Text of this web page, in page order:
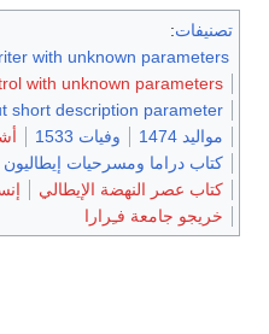
تصنيفات:
with unknown parameters
with unknown parameters
short description parameter
مواليد 1474
وفيات 1533
كتاب دراما ومسرحيات إيطاليون
كتاب عصر النهضة الإيطالي
خريجو جامعة فـِرارا